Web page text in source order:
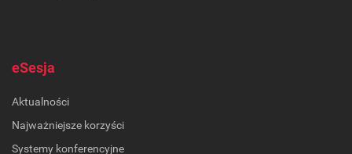
eSesja
Aktualności
Najważniejsze korzyści
Systemy konferencyjne